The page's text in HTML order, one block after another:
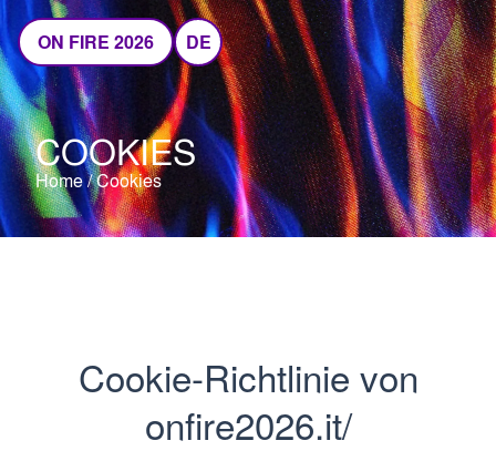
ON FIRE 2026 DE
COOKIES
Home/Cookies
Cookie-Richtlinie von
onfire2026.it/